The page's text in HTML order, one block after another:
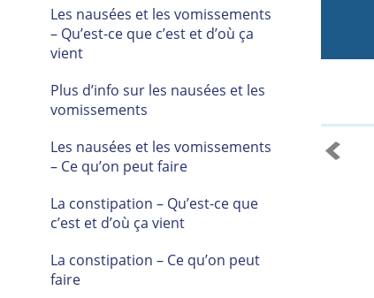
Les nausées et les vomissements
– Qu’est-ce que c’est et d’où ça
vient
Plus d’info sur les nausées et les
vomissements
Les nausées et les vomissements
– Ce qu’on peut faire
La constipation – Qu’est-ce que
c’est et d’où ça vient
La constipation – Ce qu’on peut
faire